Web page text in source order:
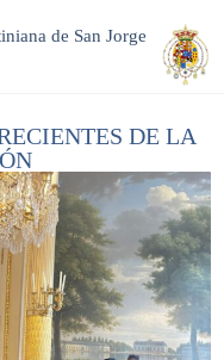
de San Jorge
DE LA